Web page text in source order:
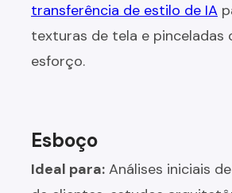
transferência de estilo de IA
texturas de tela e pinceladas
esforço.
Esboço
Ideal para: Análises iniciais